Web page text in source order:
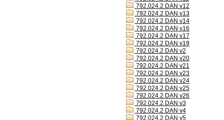
792.024.2 DAN v12
792.024.2 DAN v13
792.024.2 DAN v14
792.024.2 DAN v16
792.024.2 DAN v17
792.024.2 DAN v19
792.024.2 DAN v2
792.024.2 DAN v20
792.024.2 DAN v21
792.024.2 DAN v23
792.024.2 DAN v24
792.024.2 DAN v25
792.024.2 DAN v26
792.024.2 DAN v3
792.024.2 DAN v4
792.024.2 DAN v5